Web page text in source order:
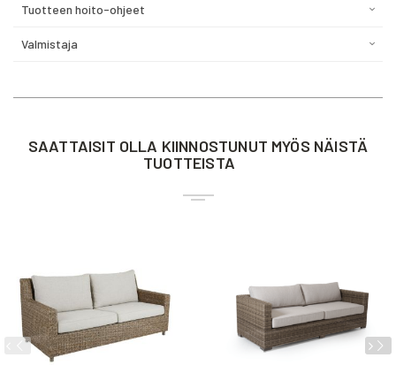
Tuotteen hoito-ohjeet
Valmistaja
SAATTAISIT OLLA KIINNOSTUNUT MYÖS NÄISTÄ
TUOTTEISTA